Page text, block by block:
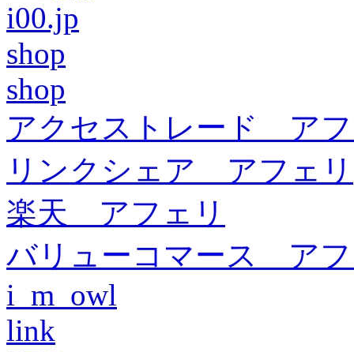
i00.jp
shop
shop
アクセストレード ア
リンクシェア アフェリ
楽天 アフェリ
バリューコマース ア
i_m_owl
link